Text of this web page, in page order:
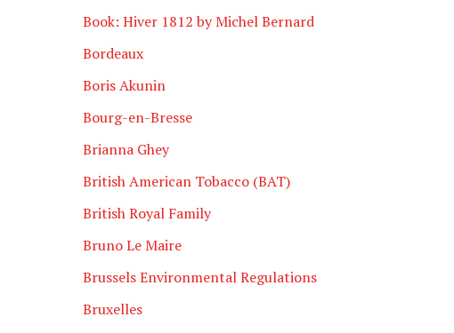
Book: Hiver 1812 by Michel Bernard
Bordeaux
Boris Akunin
Bourg-en-Bresse
Brianna Ghey
British American Tobacco (BAT)
British Royal Family
Bruno Le Maire
Brussels Environmental Regulations
Bruxelles